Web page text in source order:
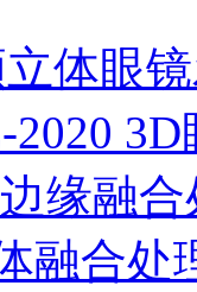
体眼
3D
缘融
融合处